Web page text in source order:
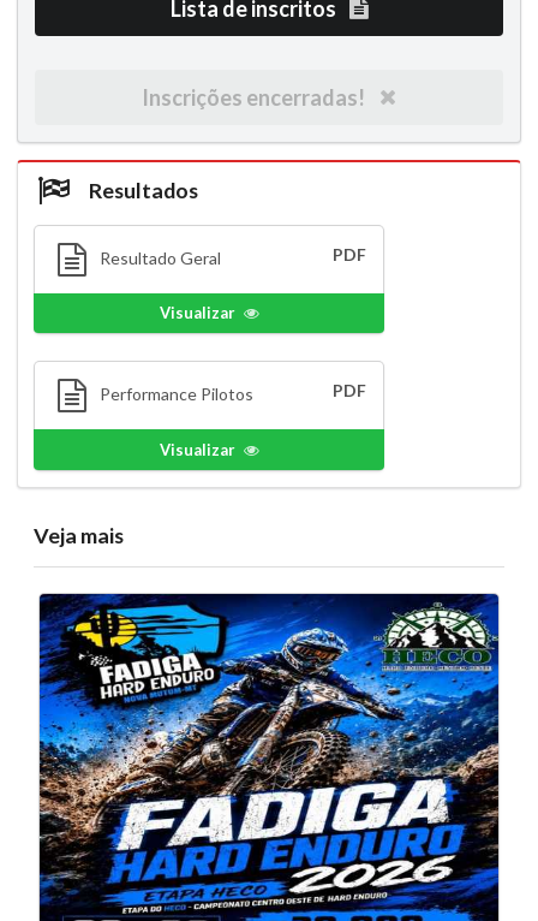
Lista de inscritos
Inscrições encerradas!
Resultados
Resultado Geral PDF
Visualizar
Performance Pilotos PDF
Visualizar
Veja mais